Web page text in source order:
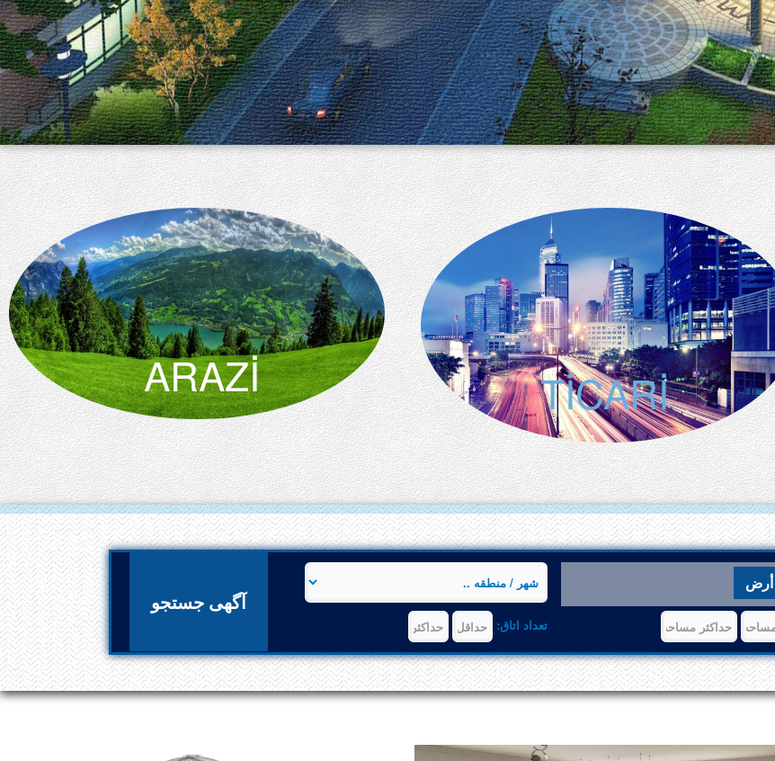
TİCARİ
ARAZİ
أرض
تعداد اتاق:
آگهی‌ جستجو